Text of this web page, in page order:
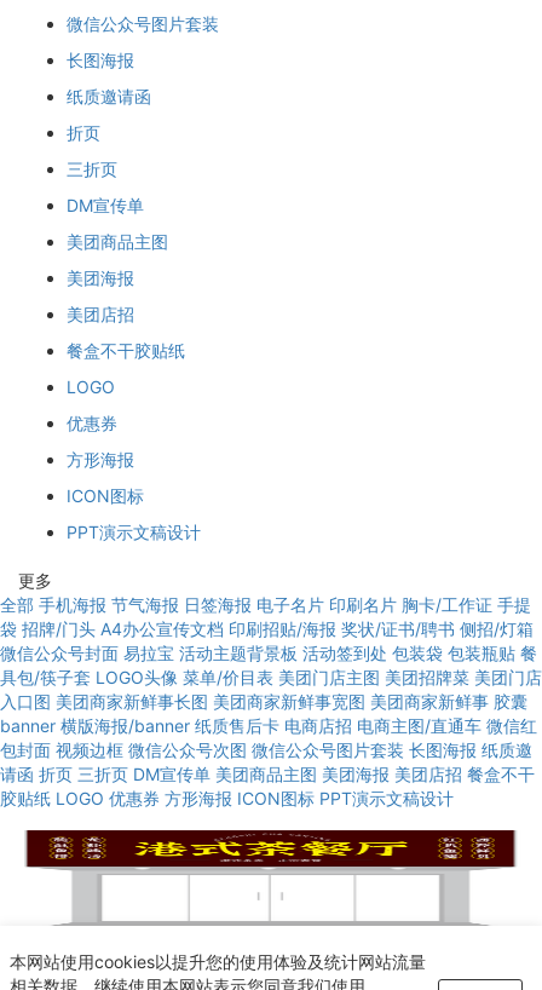
微信公众号图片套装
长图海报
纸质邀请函
折页
三折页
DM宣传单
美团商品主图
美团海报
美团店招
餐盒不干胶贴纸
LOGO
优惠券
方形海报
ICON图标
PPT演示文稿设计
更多
全部 手机海报 节气海报 日签海报 电子名片 印刷名片 胸卡/工作证 手提
袋 招牌/门头 A4办公宣传文档 印刷招贴/海报 奖状/证书/聘书 侧招/灯箱
微信公众号封面 易拉宝 活动主题背景板 活动签到处 包装袋 包装瓶贴 餐
具包/筷子套 LOGO头像 菜单/价目表 美团门店主图 美团招牌菜 美团门店
入口图 美团商家新鲜事长图 美团商家新鲜事宽图 美团商家新鲜事 胶囊
banner 横版海报/banner 纸质售后卡 电商店招 电商主图/直通车 微信红
包封面 视频边框 微信公众号次图 微信公众号图片套装 长图海报 纸质邀
请函 折页 三折页 DM宣传单 美团商品主图 美团海报 美团店招 餐盒不干
胶贴纸 LOGO 优惠券 方形海报 ICON图标 PPT演示文稿设计
使用模板
深色港式创意经典茶餐厅招牌/门头设计
本网站使用cookies以提升您的使用体验及统计网站流量
相关数据。继续使用本网站表示您同意我们使用